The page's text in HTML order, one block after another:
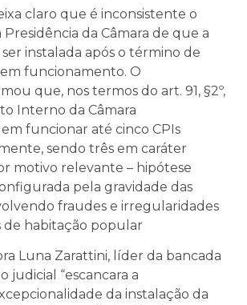
claro que é inconsistente o
da Câmara de que a
instalada após o término de
funcionamento. O
que, nos termos do art. 91, §2º,
Interno da Câmara
funcionar até cinco CPIs
sendo três em caráter
motivo relevante – hipótese
pela gravidade das
fraudes e irregularidades
de habitação popular
Luna Zarattini, líder da bancada
judicial “escancara a
da instalação da